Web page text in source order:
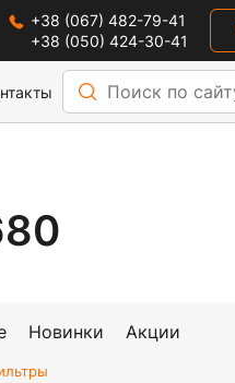
+38 (067) 482-79-41
+38 (050) 424-30-41
Новинки
Акции